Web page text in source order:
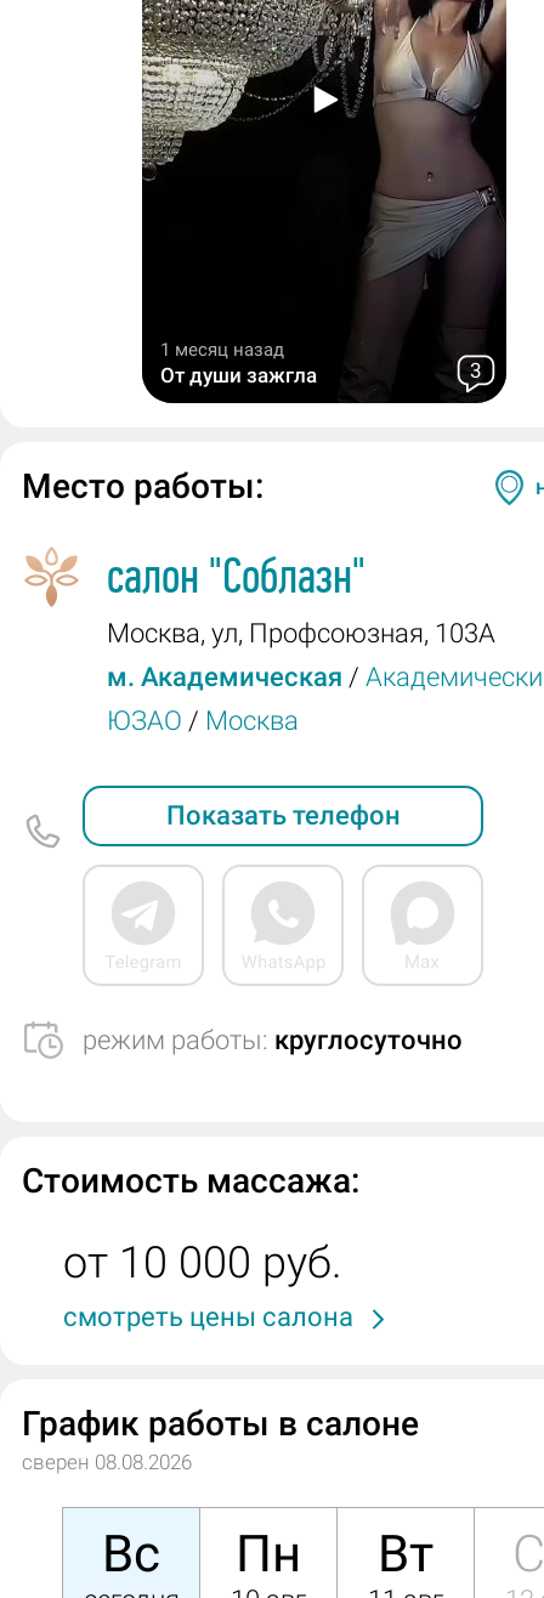
1 месяц назад
От души зажгла 3
Место работы:
салон "Соблазн"
Москва, ул, Профсоюзная, 103А
м. Академическая /
ЮЗАО / Москва
Показать телефон
режим работы: круглосуточно
Стоимость массажа:
от 10 000 руб.
смотреть цены салона
График работы в салоне
сверен 08.08.2026
Вс Пн Вт